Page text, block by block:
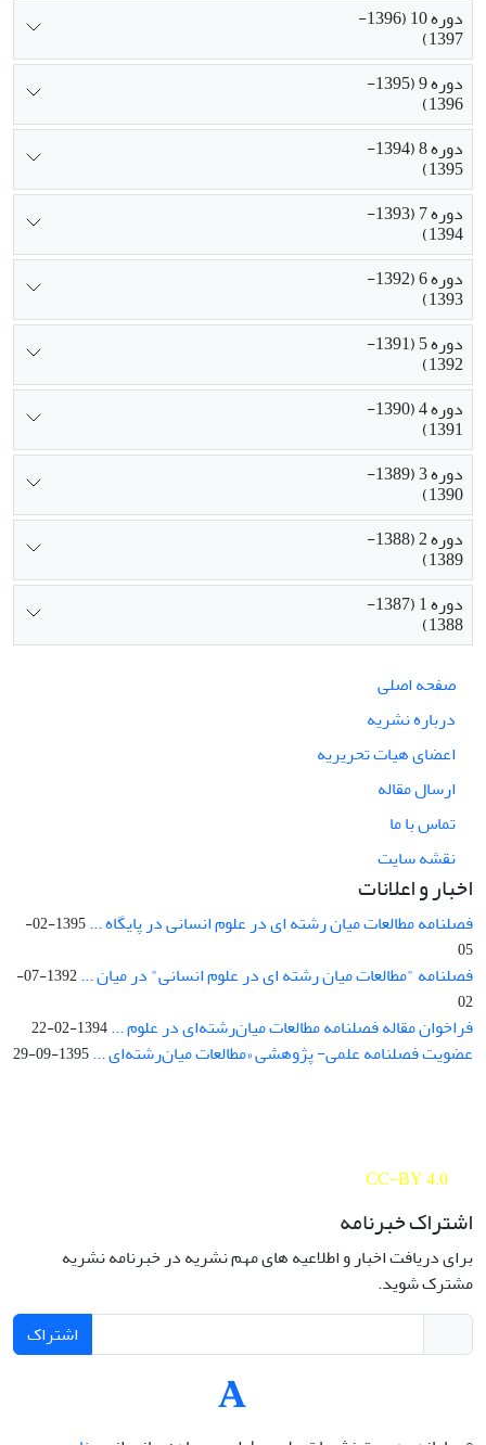
دوره 10 (1396-
1397)
دوره 9 (1395-
1396)
دوره 8 (1394-
1395)
دوره 7 (1393-
1394)
دوره 6 (1392-
1393)
دوره 5 (1391-
1392)
دوره 4 (1390-
1391)
دوره 3 (1389-
1390)
دوره 2 (1388-
1389)
دوره 1 (1387-
1388)
صفحه اصلی
درباره نشریه
اعضای هیات تحریریه
ارسال مقاله
تماس با ما
نقشه سایت
اخبار و اعلانات
فصلنامه مطالعات میان رشته ای در علوم انسانی در پایگاه ...
1395-02-
05
فصلنامه "مطالعات میان رشته ای در علوم انسانی" در میان ...
1392-07-
02
فراخوان مقاله فصلنامه مطالعات میان‌رشته‌ای در علوم ...1394-02-22
عضویت فصلنامه علمی- پژوهشی «مطالعات میان‌رشته‌ای ...1395-09-29
CC-BY 4.0
اشتراک خبرنامه
برای دریافت اخبار و اطلاعیه های مهم نشریه در خبرنامه نشریه
مشترک شوید.
اشتراک